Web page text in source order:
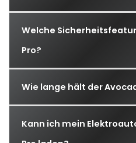
Welche
Pro?
Wie lange hält der
Kann ich mein